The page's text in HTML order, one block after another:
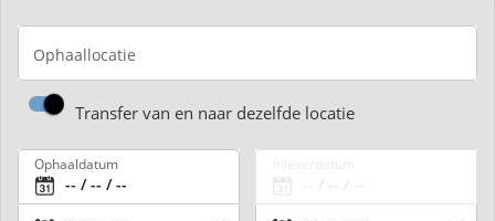
Ophaallocatie
Transfer van en naar dezelfde locatie
Ophaaldatum